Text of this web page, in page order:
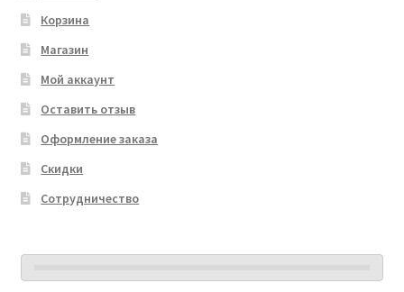
Корзина
Магазин
Мой аккаунт
Оставить отзыв
Оформление заказа
Скидки
Сотрудничество